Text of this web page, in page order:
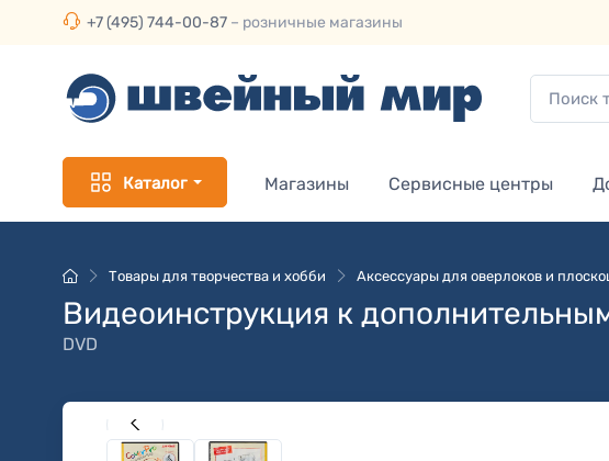
+7 (495) 744-00-87 – розничные магазины
Каталог Магазины Сервисные центры
Товары для творчества и хобби Аксессуары для оверлоков и
Видеоинструкция к
DVD